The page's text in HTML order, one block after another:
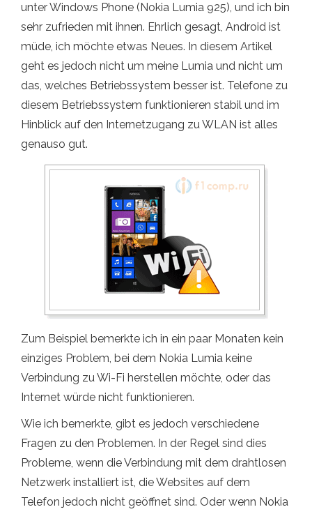
unter Windows Phone (Nokia Lumia 925), und ich bin
sehr zufrieden mit ihnen. Ehrlich gesagt, Android ist
müde, ich möchte etwas Neues. In diesem Artikel
geht es jedoch nicht um meine Lumia und nicht um
das, welches Betriebssystem besser ist. Telefone zu
diesem Betriebssystem funktionieren stabil und im
Hinblick auf den Internetzugang zu WLAN ist alles
genauso gut.
Zum Beispiel bemerkte ich in ein paar Monaten kein
einziges Problem, bei dem Nokia Lumia keine
Verbindung zu Wi-Fi herstellen möchte, oder das
Internet würde nicht funktionieren.
Wie ich bemerkte, gibt es jedoch verschiedene
Fragen zu den Problemen. In der Regel sind dies
Probleme, wenn die Verbindung mit dem drahtlosen
Netzwerk installiert ist, die Websites auf dem
Telefon jedoch nicht geöffnet sind. Oder wenn Nokia